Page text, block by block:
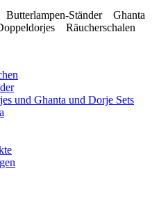
Butterlampen-Ständer Ghanta
Räucherschalen
und Ghanta und Dorje Sets